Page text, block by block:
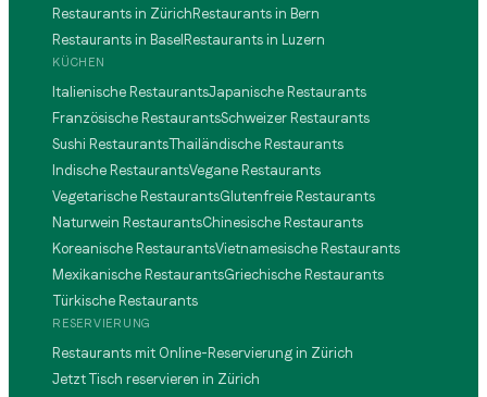
Restaurants in Zürich Restaurants in Bern
Restaurants in Basel Restaurants in Luzern
KÜCHEN
Italienische RestaurantsJapanische Restaurants
Französische RestaurantsSchweizer Restaurants
Sushi RestaurantsThailändische Restaurants
Indische RestaurantsVegane Restaurants
Vegetarische RestaurantsGlutenfreie Restaurants
Naturwein RestaurantsChinesische Restaurants
Koreanische RestaurantsVietnamesische Restaurants
Mexikanische RestaurantsGriechische Restaurants
Türkische Restaurants
RESERVIERUNG
Restaurants mit Online-Reservierung in Zürich
Jetzt Tisch reservieren in Zürich